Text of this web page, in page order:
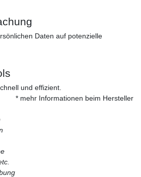
Daten auf potenzielle
und effizient.
* mehr Informationen beim Hersteller